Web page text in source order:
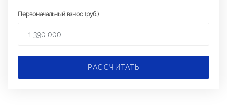
Первоначальный взнос (руб.)
РАССЧИТАТЬ